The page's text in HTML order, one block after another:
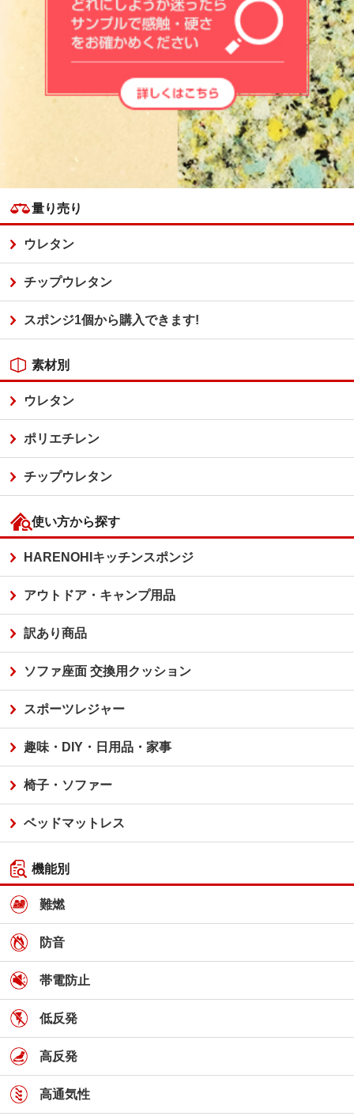
量り売り
ウレタン
チップウレタン
スポンジ1個から購入できます!
素材別
ウレタン
ポリエチレン
チップウレタン
使い方から探す
HARENOHIキッチンスポンジ
アウトドア・キャンプ用品
訳あり商品
ソファ座面 交換用クッション
スポーツレジャー
趣味・DIY・日用品・家事
椅子・ソファー
ベッドマットレス
機能別
難燃
防音
帯電防止
低反発
高反発
高通気性